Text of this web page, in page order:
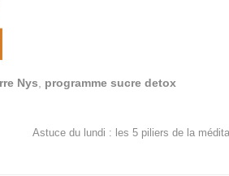
Nys, programme sucre detox
Astuce du lundi : les 5 piliers de la